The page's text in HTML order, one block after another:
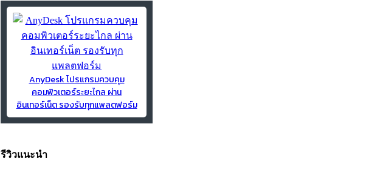
AnyDesk โปรแกรมควบคุม
คอมพิวเตอร์ระยะไกล ผ่าน
อินเทอร์เน็ต รองรับทุกแพลตฟอร์ม
รีวิวแนะนำ